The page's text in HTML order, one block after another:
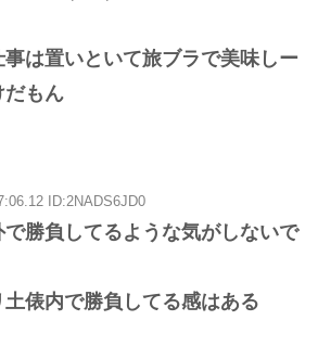
は置いといて旅ブラで美味しー
だもん
ID:2NADS6JD0
勝負してるような気がしないで
俵内で勝負してる感はある